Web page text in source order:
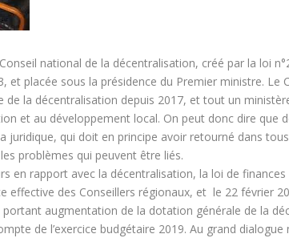
national de la décentralisation, créé par la loi
et placée sous la présidence du Premier ministre. Le
de la décentralisation depuis 2017, et tout un
et au développement local. On peut donc dire que
juridique, qui doit en principe avoir retourné dans
problèmes qui peuvent être liés.
en rapport avec la décentralisation, la loi de
effective des Conseillers régionaux, et le 22 février
augmentation de la dotation générale de la
de l’exercice budgétaire 2019. Au grand dialogue